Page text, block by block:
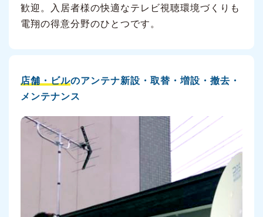
歓迎。入居者様の快適なテレビ視聴環境づくりも
電翔の得意分野のひとつです。
店舗・ビルのアンテナ新設・取替・増設・撤去・
メンテナンス